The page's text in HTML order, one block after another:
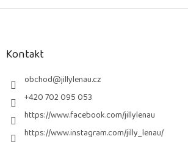
Z
Kontakt
obchod@jillylenau.cz
+420 702 095 053
https://www.facebook.com/jillylenau
https://www.instagram.com/jilly_lenau/